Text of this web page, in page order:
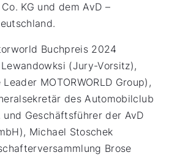
KG und dem AvD –
Buchpreis 2024
(Jury-Vorsitz),
MOTORWORLD Group),
des Automobilclub
und Geschäftsführer der AvD
Michael Stoschek
Brose